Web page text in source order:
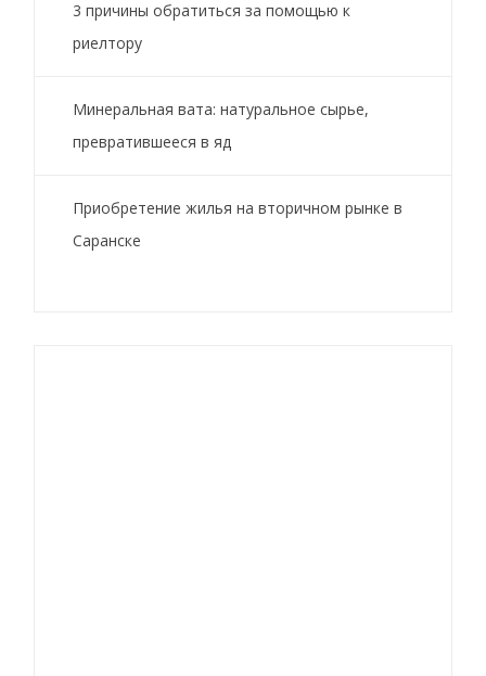
3 причины обратиться за помощью к
риелтору
Минеральная вата: натуральное сырье,
превратившееся в яд
Приобретение жилья на вторичном рынке в
Саранске